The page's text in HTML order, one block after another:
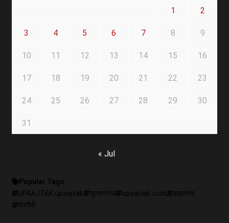
1 2
3 4 5 6 7 8 9
10 11 12 13 14 15 16
17 18 19 20 21 22 23
24 25 26 27 28 29 30
31
« Jul
Popular Tags
UPAAJTAK upaajtak
सुल्तानगंज upaajtak.com
कहलगांव
पीरपैंती